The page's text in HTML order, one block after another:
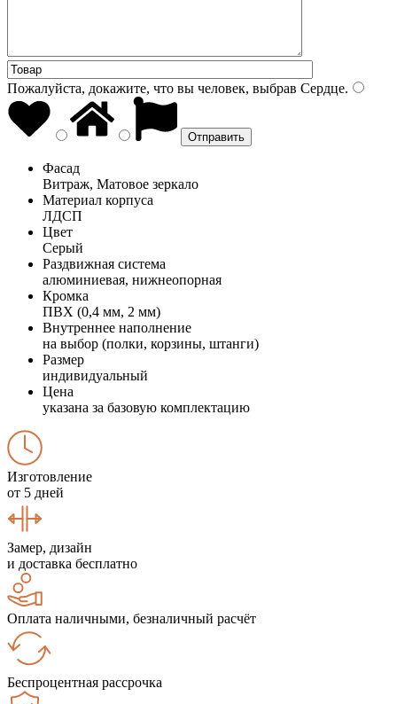
Пожалуйста, докажите, что вы человек, выбрав Сердце.
Фасад
Витраж, Матовое зеркало
Материал корпуса
ЛДСП
Цвет
Серый
Раздвижная система
алюминиевая, нижнеопорная
Кромка
ПВХ (0,4 мм, 2 мм)
Внутреннее наполнение
на выбор (полки, корзины, штанги)
Размер
индивидуальный
Цена
указана за базовую комплектацию
Изготовление
от 5 дней
Замер, дизайн
и доставка бесплатно
Оплата наличными, безналичный расчёт
Беспроцентная рассрочка